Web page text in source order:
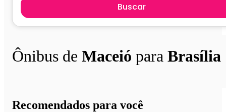
Buscar
Ônibus de Maceió para Brasília
Recomendados para você